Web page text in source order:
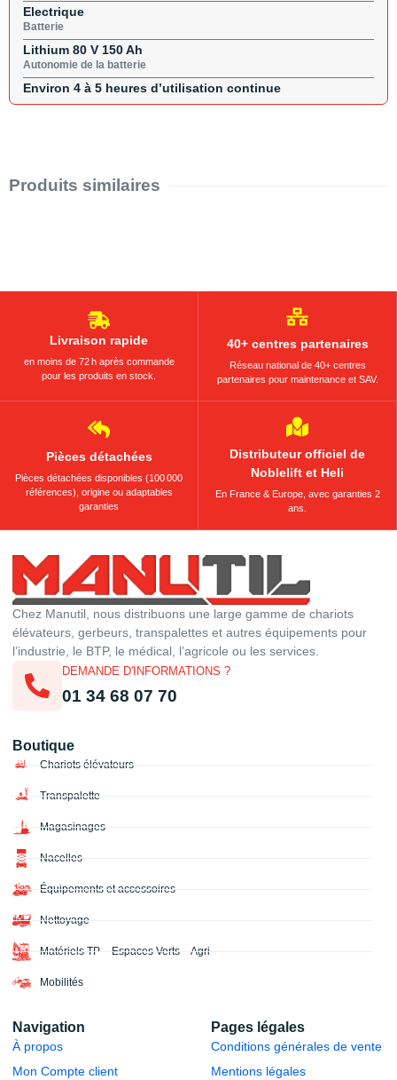
Electrique
Batterie
Lithium 80 V 150 Ah
Autonomie de la batterie
Environ 4 à 5 heures d’utilisation continue
Produits similaires
Livraison rapide
en moins de 72 h après commande
pour les produits en stock.
40+ centres partenaires
Réseau national de 40+ centres
partenaires pour maintenance et SAV.
Pièces détachées
Pièces détachées disponibles (100 000
références), origine ou adaptables
garanties
Distributeur officiel de
Noblelift et Heli
En France & Europe, avec garanties 2
ans.
Chez Manutil, nous distribuons une large gamme de chariots
élévateurs, gerbeurs, transpalettes et autres équipements pour
l’industrie, le BTP, le médical, l’agricole ou les services.
DEMANDE D'INFORMATIONS ?
01 34 68 07 70
Boutique
Chariots élévateurs
Transpalette
Magasinages
Nacelles
Équipements et accessoires
Nettoyage
Matériels TP – Espaces Verts – Agri
Mobilités
Navigation
À propos
Mon Compte client
Pages légales
Conditions générales de vente
Mentions légales